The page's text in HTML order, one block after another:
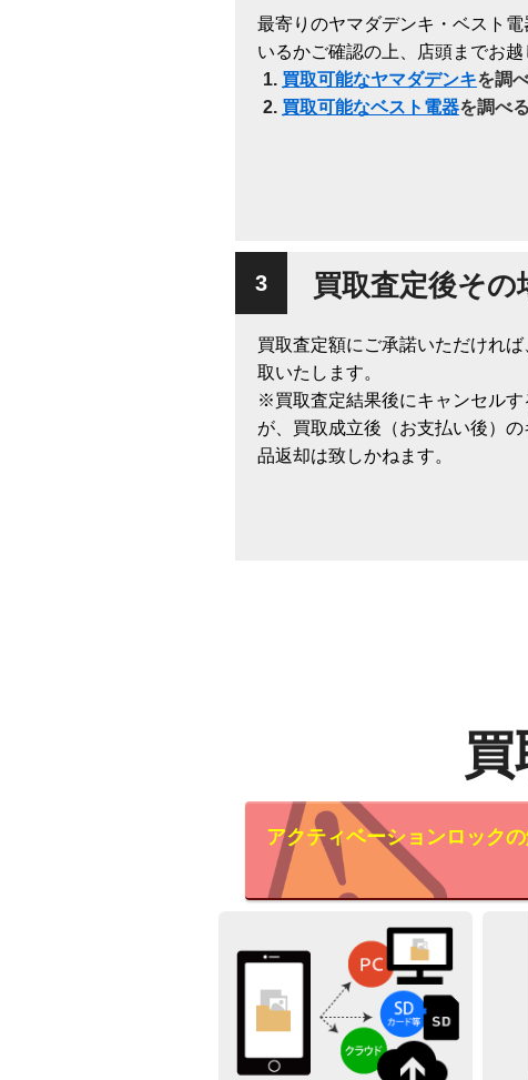
最寄りのヤマダデンキ・ベスト
いるかご確認の上、店頭までお越
買取可能なヤマダデンキを調
買取可能なベスト電器を調べる
買取査定後その
買取査定額にご承諾いただけれ
取いたします。
※買取査定結果後にキャンセルす
が、買取成立後（お支払い後）
品返却は致しかねます。
アクティベーションロック